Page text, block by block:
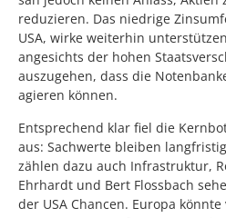
reduzieren. Das niedrige
USA, wirke weiterhin
angesichts der hohen
auszugehen, dass die
agieren können.
Entsprechend klar fiel die
aus: Sachwerte bleiben
zählen dazu auch Infrastruktur,
Ehrhardt und Bert Flossbach
der USA Chancen. Europa